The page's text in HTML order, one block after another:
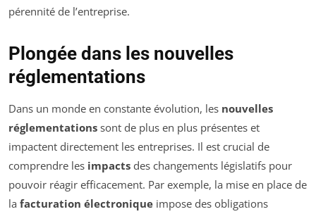
pérennité de l’entreprise.
Plongée dans les nouvelles
réglementations
Dans un monde en constante évolution, les nouvelles
réglementations sont de plus en plus présentes et
impactent directement les entreprises. Il est crucial de
comprendre les impacts des changements législatifs pour
pouvoir réagir efficacement. Par exemple, la mise en place de
la facturation électronique impose des obligations